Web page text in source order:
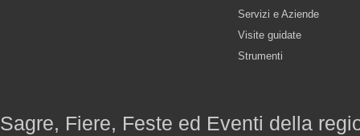
Servizi e Aziende
Visite guidate
Strumenti
Sagre, Fiere, Feste ed Eventi della